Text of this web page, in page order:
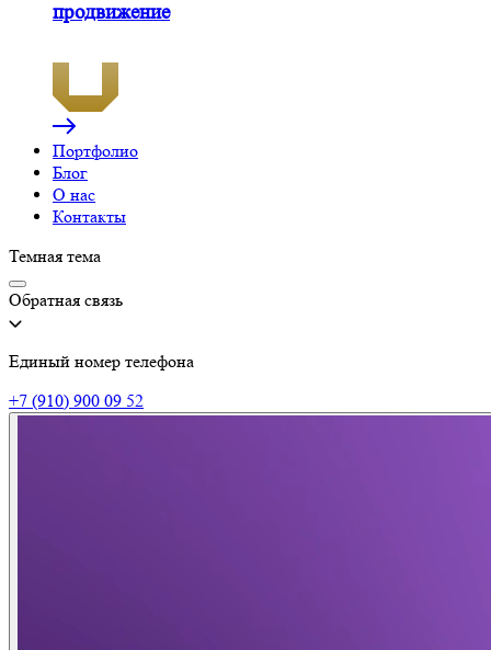
продвижение
Портфолио
Блог
О нас
Контакты
Темная тема
Обратная связь
Единый номер телефона
+7 (910) 900 09 52